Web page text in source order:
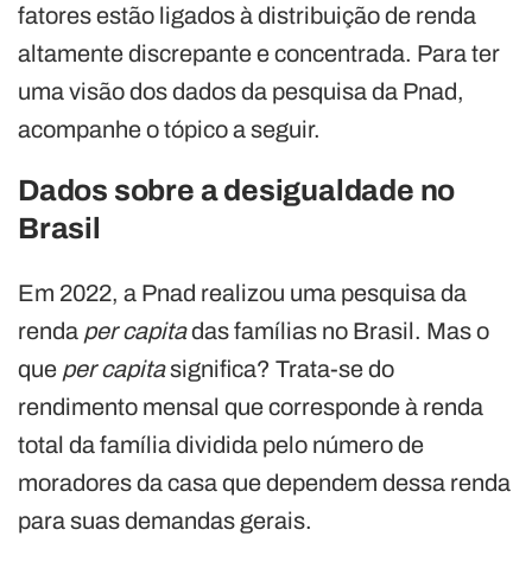
fatores estão ligados à distribuição de renda
altamente discrepante e concentrada. Para ter
uma visão dos dados da pesquisa da Pnad,
acompanhe o tópico a seguir.
Dados sobre a desigualdade no
Brasil
Em 2022, a Pnad realizou uma pesquisa da
renda per capitadas famílias no Brasil. Mas o
que per capitasignifica? Trata-se do
rendimento mensal que corresponde à renda
total da família dividida pelo número de
moradores da casa que dependem dessa renda
para suas demandas gerais.